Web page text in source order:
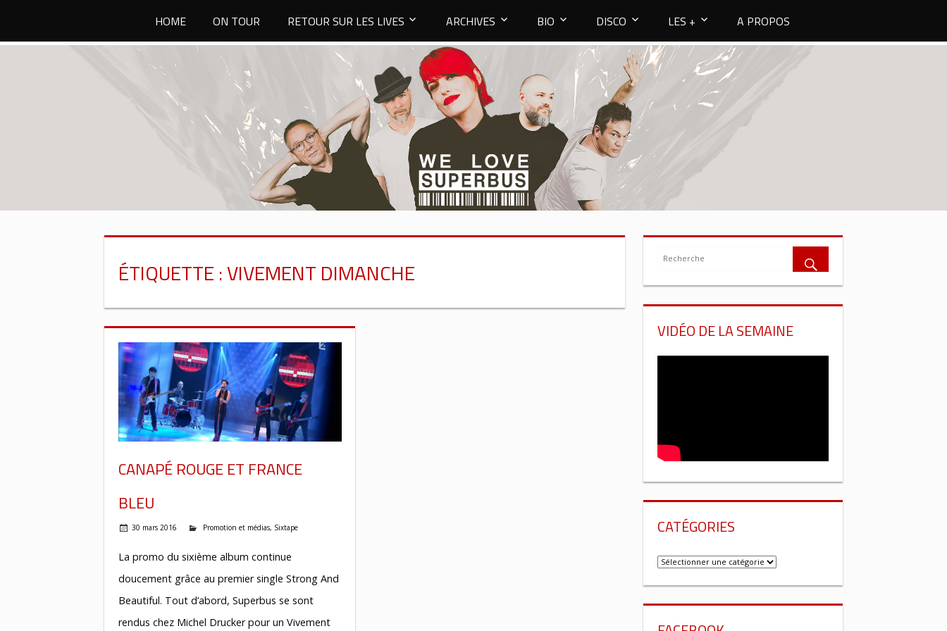
contenu
HOME ON TOUR RETOUR SUR LES LIVES ARCHIVES BIO DISCO LES + A PROPOS
ÉTIQUETTE :VIVEMENT DIMANCHE
CANAPÉ ROUGE ET FRANCE
BLEU
30 mars 2016 Promotion et médias, Sixtape
La promo du sixième album continue
doucement grâce au premier single Strong And
Beautiful. Tout d’abord, Superbus se sont
rendus chez Michel Drucker pour un Vivement
VIDÉO DE LA SEMAINE
CATÉGORIES
Catégories